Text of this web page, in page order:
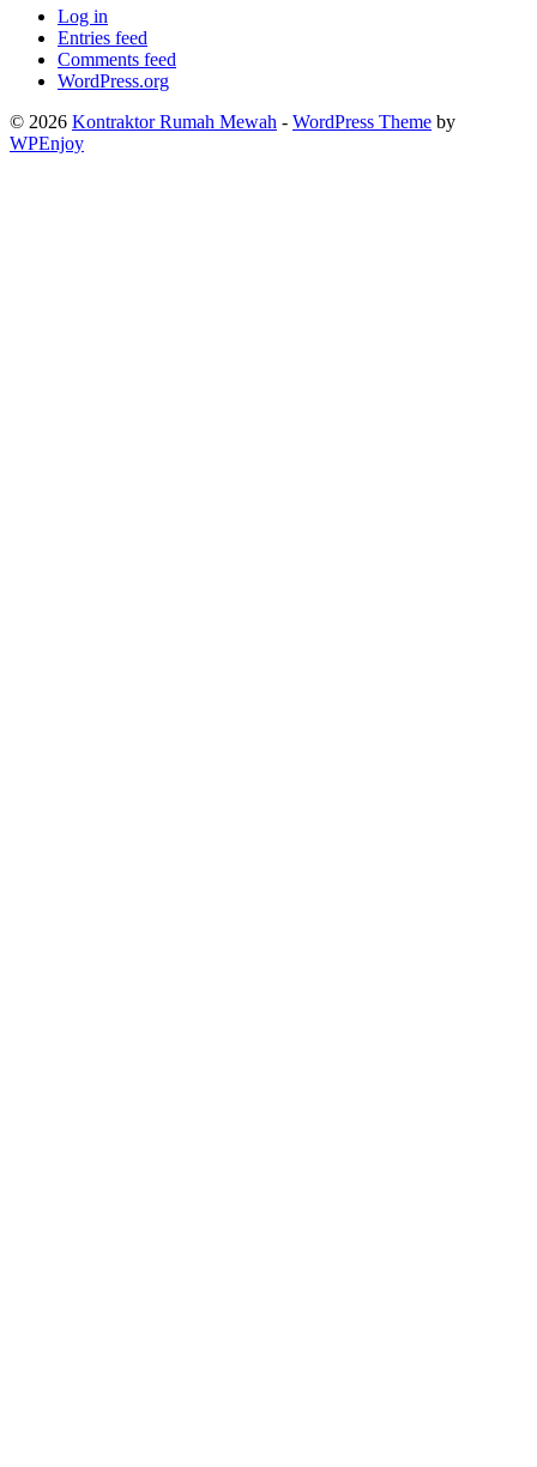
Log in
Entries feed
Comments feed
WordPress.org
© 2026 Kontraktor Rumah Mewah - WordPress Theme by
WPEnjoy